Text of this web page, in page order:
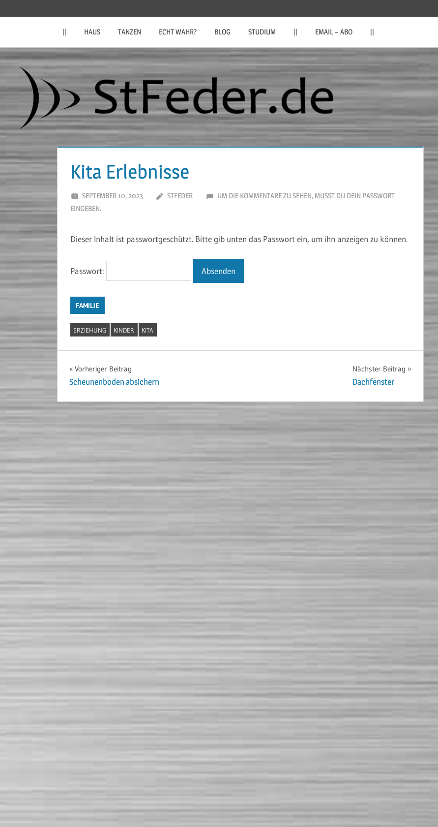
StFeder.de
|| HAUS TANZEN ECHT WAHR? BLOG STUDIUM || EMAIL – ABO ||
Kita Erlebnisse
SEPTEMBER 10, 2023 STFEDER
UM DIE KOMMENTARE ZU SEHEN, MUSST DU DEIN PASSWORT
EINGEBEN.
Dieser Inhalt ist passwortgeschützt. Bitte gib unten das Passwort ein, um ihn anzeigen zu können.
Passwort:
FAMILIE
ERZIEHUNG KINDER KITA
Beitragsnavigation
Vorheriger Beitrag
Scheunenboden absichern
Nächster Beitrag
Dachfenster